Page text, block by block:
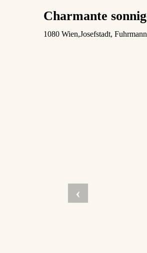
Charmante
1080 Wien,Josefstadt,